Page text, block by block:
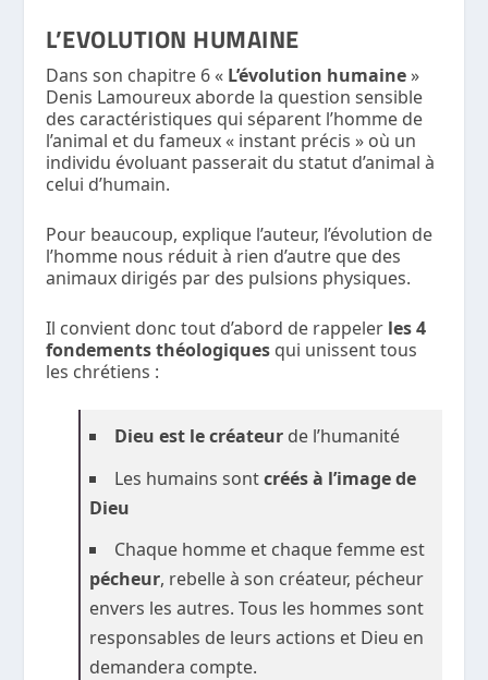
L’EVOLUTION HUMAINE
Dans son chapitre 6 « L’évolution humaine »
Denis Lamoureux aborde la question sensible
des caractéristiques qui séparent l’homme de
l’animal et du fameux « instant précis » où un
individu évoluant passerait du statut d’animal à
celui d’humain.
Pour beaucoup, explique l’auteur, l’évolution de
l’homme nous réduit à rien d’autre que des
animaux dirigés par des pulsions physiques.
Il convient donc tout d’abord de rappeler les 4
fondements théologiques qui unissent tous
les chrétiens :
Dieu est le créateur de l’humanité
Les humains sontcréés à l’image de
Dieu
Chaque homme et chaque femme est
pécheur, rebelle à son créateur, pécheur
envers les autres. Tous les hommes sont
responsables de leurs actions et Dieu en
demandera compte.